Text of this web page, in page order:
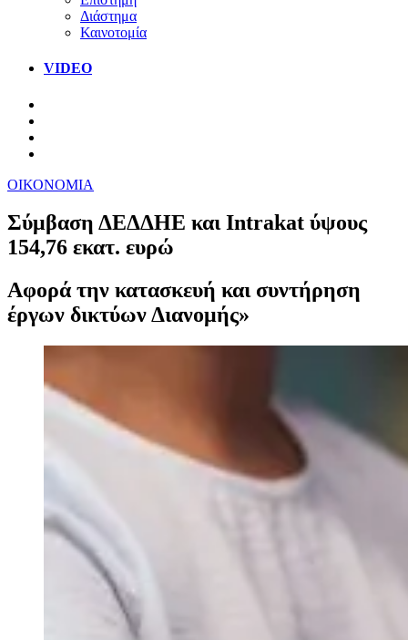
Διάστημα
Καινοτομία
VIDEO
ΟΙΚΟΝΟΜΙΑ
Σύμβαση ΔΕΔΔΗΕ και Intrakat ύψους
154,76 εκατ. ευρώ
Αφορά την κατασκευή και συντήρηση
έργων δικτύων Διανομής»